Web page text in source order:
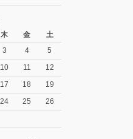
木 金
土
3 4
5
10 11
12
17 18
19
24 25
26